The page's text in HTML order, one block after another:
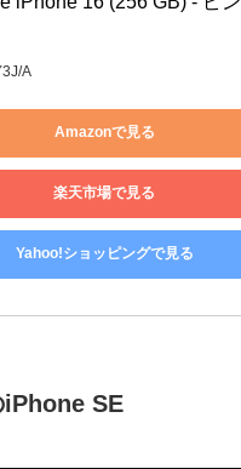
A
Amazonで見る
楽天市場で見る
Yahoo!ショッピングで見る
iPhone SE